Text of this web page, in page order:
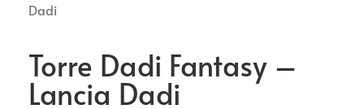
Dadi
Torre Dadi Fantasy –
Lancia Dadi